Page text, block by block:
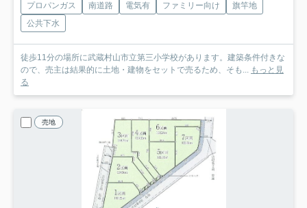
プロパンガス 南道路 電気有 ファミリー向け
旗竿地
公共下水
徒歩11分の場所に武蔵村山市立第三小学校があります。建築条件付きな
ので、売主は結果的に土地・建物をセットで売るため、そも... もっと見
る
売地